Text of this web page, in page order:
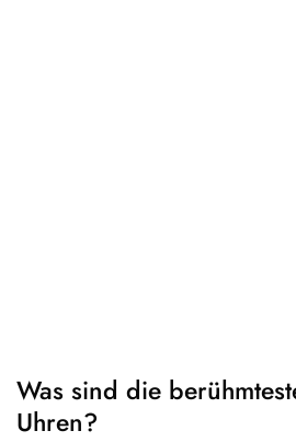
Was sind die
Uhren?